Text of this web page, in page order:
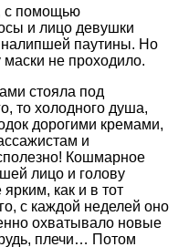
с помощью
и лицо девушки
паутины. Но
не проходило.
стояла под
то холодного душа,
дорогими кремами,
и
Кошмарное
лицо и голову
как и в тот
с каждой неделей оно
охватывало новые
плечи… Потом